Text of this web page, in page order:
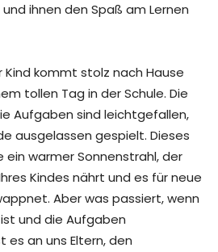
ihnen den Spaß am Lernen
Kind kommt stolz nach Hause
tollen Tag in der Schule. Die
Aufgaben sind leichtgefallen,
ausgelassen gespielt. Dieses
ein warmer Sonnenstrahl, der
Kindes nährt und es für neue
Aber was passiert, wenn
und die Aufgaben
es an uns Eltern, den